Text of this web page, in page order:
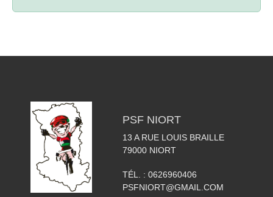
PSF NIORT
13 A RUE LOUIS BRAILLE
79000 NIORT
TÉL. : 0626960406
PSFNIORT@GMAIL.COM